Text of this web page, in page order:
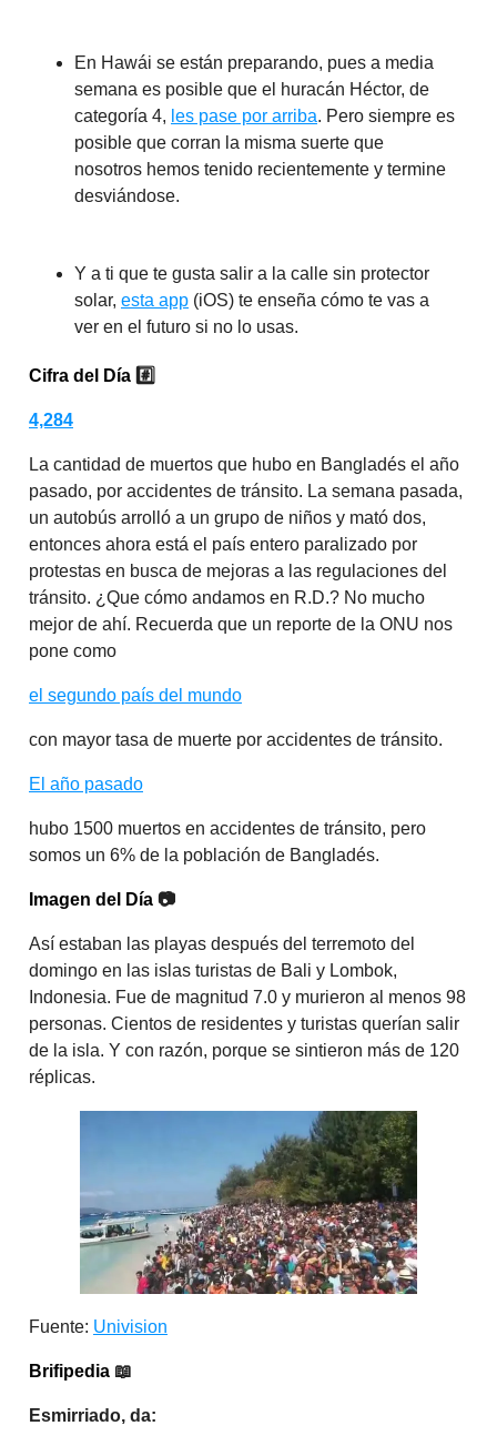
En Hawái se están preparando, pues a media
semana es posible que el huracán Héctor, de
categoría 4, les pase por arriba. Pero siempre es
posible que corran la misma suerte que
nosotros hemos tenido recientemente y termine
desviándose.
Y a ti que te gusta salir a la calle sin protector
solar, esta app (iOS) te enseña cómo te vas a
ver en el futuro si no lo usas.
Cifra del Día #️⃣
4,284
La cantidad de muertos que hubo en Bangladés el año
pasado, por accidentes de tránsito. La semana pasada,
un autobús arrolló a un grupo de niños y mató dos,
entonces ahora está el país entero paralizado por
protestas en busca de mejoras a las regulaciones del
tránsito. ¿Que cómo andamos en R.D.? No mucho
mejor de ahí. Recuerda que un reporte de la ONU nos
pone como
el segundo país del mundo
con mayor tasa de muerte por accidentes de tránsito.
El año pasado
hubo 1500 muertos en accidentes de tránsito, pero
somos un 6% de la población de Bangladés.
Imagen del Día 📷
Así estaban las playas después del terremoto del
domingo en las islas turistas de Bali y Lombok,
Indonesia. Fue de magnitud 7.0 y murieron al menos 98
personas. Cientos de residentes y turistas querían salir
de la isla. Y con razón, porque se sintieron más de 120
réplicas.
Fuente: Univision
Brifipedia 📖
Esmirriado, da: